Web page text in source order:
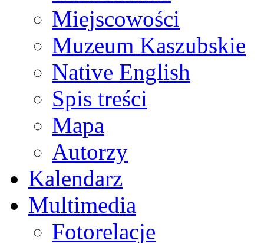
Miejscowości
Muzeum Kaszubskie
Native English
Spis treści
Mapa
Autorzy
Kalendarz
Multimedia
Fotorelacje